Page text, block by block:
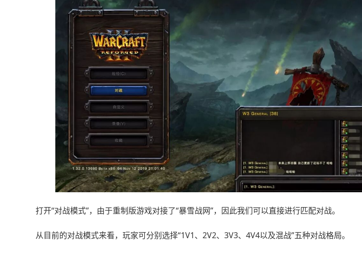
打开“对战模式”，由于重制版游戏对接了“暴雪战网”，因此我们可以直接进行匹配对战。
从目前的对战模式来看，玩家可分别选择“1V1、2V2、3V3、4V4以及混战”五种对战格局。